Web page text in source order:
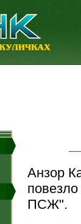
Анзор
ПСЖ".